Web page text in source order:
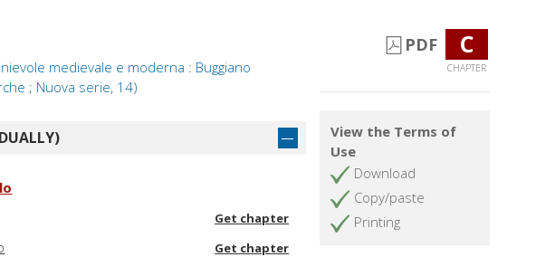
medievale e moderna : Buggiano
; Nuova serie, 14)
Get chapter
Get chapter
PDF C
CHAPTER
View the Terms of
Use
Download
Copy/paste
Printing